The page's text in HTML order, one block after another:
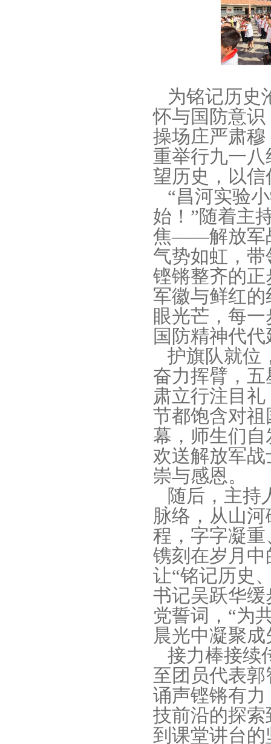
为铭记历史
怀与国防意识
操场庄严肃
重举行九一
望历史，以
“昌河实验
始！”随着主
焦——解放军
气势如虹，
铿锵整齐的
军徽与鲜红
眼光芒，每
国防精神代
护旗队就位
奋力挥臂，
肃立行注目
节都饱含对
幕，师生们
欢送解放军
崇与感恩。
随后，主持
脉络，从山
程，字字凝
镌刻在岁月
让“铭记历史
书记吴跃华
党誓词，“为
晨光中凝聚
接力棒接续
至团员代表
诵声铿锵有
技前沿的探
到课堂讲台